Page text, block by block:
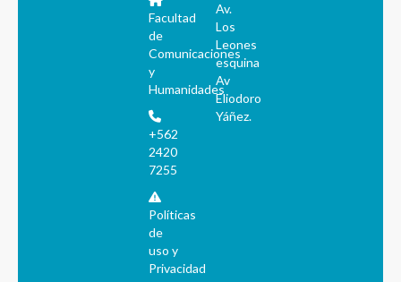
Facultad
de
Comunicaciones
y
Humanidades
+562
2420
7255
Políticas
de
uso y
Privacidad
Av.
Los
Leones
esquina
Av
Eliodoro
Yáñez.